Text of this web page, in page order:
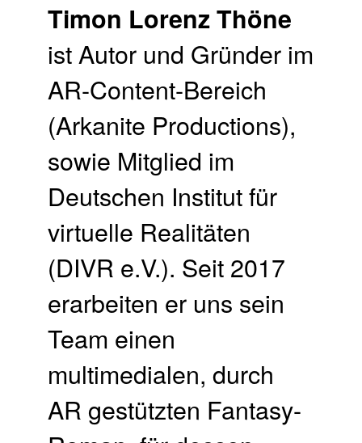
Timon Lorenz Thöne
ist Autor und Gründer im
AR-Content-Bereich
(Arkanite Productions),
sowie Mitglied im
Deutschen Institut für
virtuelle Realitäten
(DIVR e.V.). Seit 2017
erarbeiten er uns sein
Team einen
multimedialen, durch
AR gestützten Fantasy-